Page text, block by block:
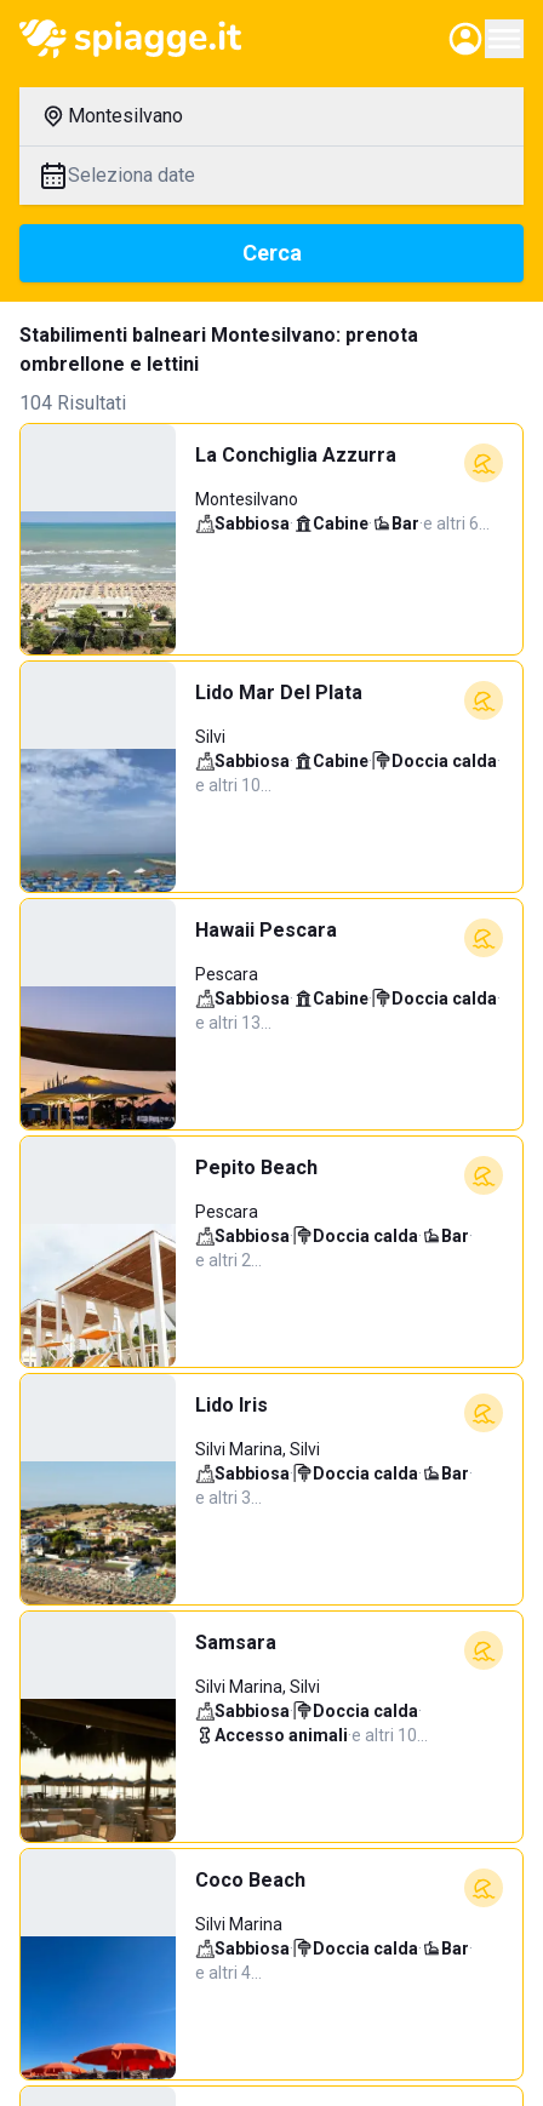
Montesilvano
Seleziona date
Cerca
Stabilimenti balneari Montesilvano: prenota
ombrellone e lettini
104 Risultati
La Conchiglia Azzurra
Montesilvano
Sabbiosa· Cabine· Bar·e altri 6…
Lido Mar Del Plata
Silvi
Sabbiosa· Cabine· Doccia calda·
e altri 10…
Hawaii Pescara
Pescara
Sabbiosa· Cabine· Doccia calda·
e altri 13…
Pepito Beach
Pescara
Sabbiosa· Doccia calda· Bar·
e altri 2…
Lido Iris
Silvi Marina, Silvi
Sabbiosa· Doccia calda· Bar·
e altri 3…
Samsara
Silvi Marina, Silvi
Sabbiosa· Doccia calda·
Accesso animali·e altri 10…
Coco Beach
Silvi Marina
Sabbiosa· Doccia calda· Bar·
e altri 4…